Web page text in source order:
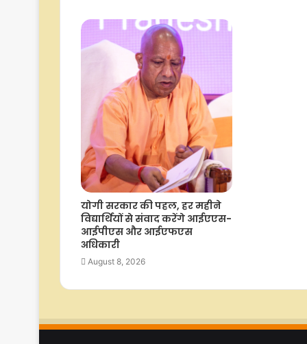
योगी सरकार की पहल, हर महीने
विद्यार्थियों से संवाद करेंगे आईएएस-
आईपीएस और आईएफएस
अधिकारी
August 8, 2026